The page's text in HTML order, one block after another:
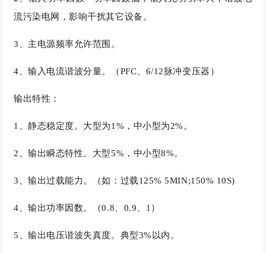
流污染电网，影响干扰其它设备。
3、主电源频率允许范围。
4、输入电流谐波分量。（PFC、6/12脉冲变压器）
输出特性：
1、静态稳定度。大型为1%，中小型为2%。
2、输出瞬态特性。大型5%，中小型8%。
3、输出过载能力。（如：过载125% 5MIN;150% 10S)
4、输出功率因数。（0.8、0.9、1）
5、输出电压谐波失真度。典型3%以内。